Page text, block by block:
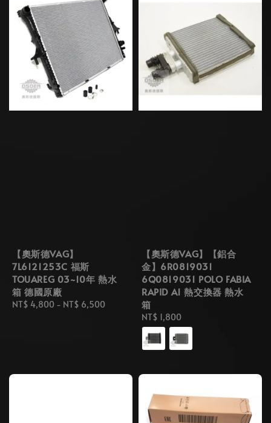
【奧斯德VAG】
7L6121253C 福斯
TOUAREG 03~10年 熱水
箱 德國原廠
Regular
NT$ 4,800 - NT$ 6,500
【奧斯德VAG】【鋁合
金】6R0819031
6Q0819031 POLO FABIA
RAPID A1 熱交換器 熱水
箱
Regular
price
NT$ 1,800